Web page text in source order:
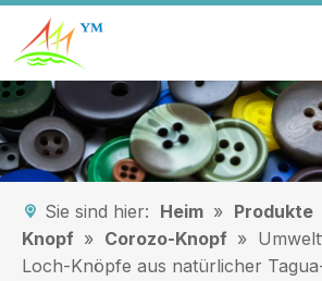
Sie sind hier: Heim » Produkte
Knopf » Corozo-Knopf »
Loch-Knöpfe aus natürlicher